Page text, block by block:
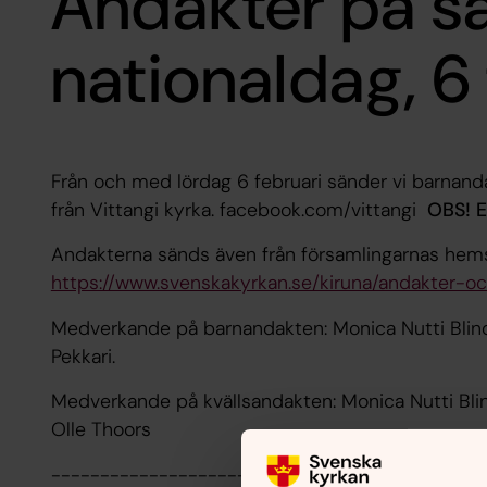
nationaldag,
Från och med lördag 6 februari sänder vi
från Vittangi kyrka. facebook.com/vittangi OBS!
Andakterna sänds även från församlingarnas
https://www.svenskakyrkan.se/kiruna/andakter-
Medverkande på barnandakten: Monica Nutti
Pekkari.
Medverkande på kvällsandakten: Monica Nutti
Olle Thoors